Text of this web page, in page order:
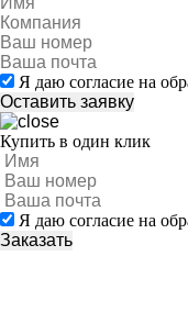
Я даю согласие на
Купить в один клик
Я даю согласие на